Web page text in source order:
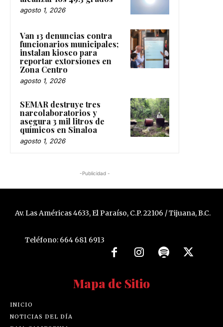
agosto 1, 2026
Van 13 denuncias contra
funcionarios municipales;
instalan kiosco para
reportar extorsiones en
Zona Centro
agosto 1, 2026
SEMAR destruye tres
narcolaboratorios y
asegura 3 mil litros de
químicos en Sinaloa
agosto 1, 2026
-Publicidad -
Av. Las Américas 4633, El Paraíso, C.P. 22106 / Tijuana, B.C.
Teléfono: 664 681 6913
Mapa de Sitio
INICIO
NOTICIAS DEL DÍA